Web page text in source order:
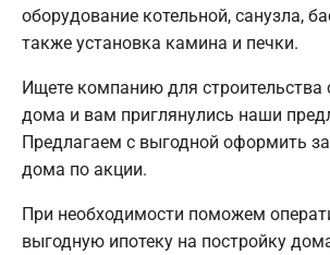
оборудование котельной, санузла,
также установка камина и печки.
Ищете компанию для строительства
дома и вам приглянулись наши
Предлагаем с выгодной оформить
дома по акции.
При необходимости поможем
выгодную ипотеку на постройку